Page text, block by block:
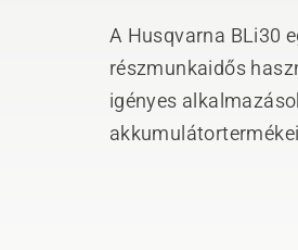
A Husqvarna BLi30
részmunkaidős
igényes